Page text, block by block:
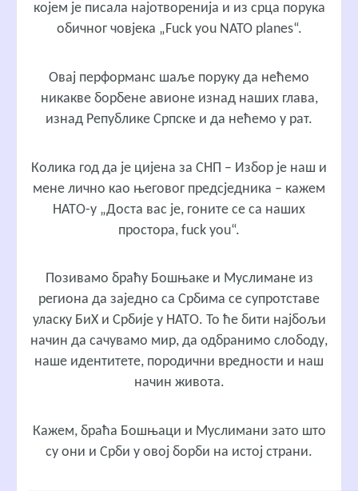
којем је писала најотворенија и из срца порука
обичног човјека „Fuck you NATO planes“.
Овај перформанс шаље поруку да нећемо
никакве борбене авионе изнад наших глава,
изнад Републике Српске и да нећемо у рат.
Колика год да је цијена за СНП – Избор је наш и
мене лично као његовог предсједника – кажем
НАТО-у „Доста вас је, гоните се са наших
простора, fuck you“.
Позивамо браћу Бошњаке и Муслимане из
региона да заједно са Србима се супротставе
уласку БиХ и Србије у НАТО. То ће бити најбољи
начин да сачувамо мир, да одбранимо слободу,
наше идентитете, породични вредности и наш
начин живота.
Кажем, браћа Бошњаци и Муслимани зато што
су они и Срби у овој борби на истој страни.